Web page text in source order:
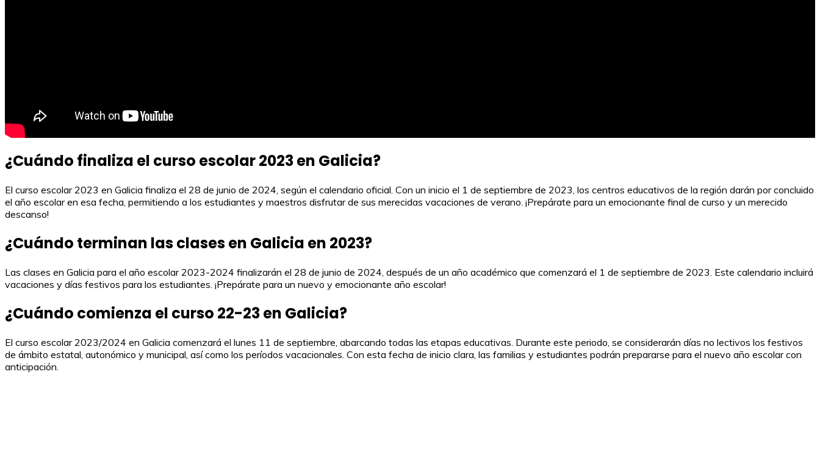
¿Cuándo finaliza el curso escolar 2023 en Galicia?
El curso escolar 2023 en Galicia finaliza el 28 de junio de 2024, según el calendario oficial. Con un inicio el 1 de septiembre de 2023, los centros educativos de la región darán por concluido
el año escolar en esa fecha, permitiendo a los estudiantes y maestros disfrutar de sus merecidas vacaciones de verano. ¡Prepárate para un emocionante final de curso y un merecido
descanso!
¿Cuándo terminan las clases en Galicia en 2023?
Las clases en Galicia para el año escolar 2023-2024 finalizarán el 28 de junio de 2024, después de un año académico que comenzará el 1 de septiembre de 2023. Este calendario incluirá
vacaciones y días festivos para los estudiantes. ¡Prepárate para un nuevo y emocionante año escolar!
¿Cuándo comienza el curso 22-23 en Galicia?
El curso escolar 2023/2024 en Galicia comenzará el lunes 11 de septiembre, abarcando todas las etapas educativas. Durante este periodo, se considerarán días no lectivos los festivos
de ámbito estatal, autonómico y municipal, así como los períodos vacacionales. Con esta fecha de inicio clara, las familias y estudiantes podrán prepararse para el nuevo año escolar con
anticipación.